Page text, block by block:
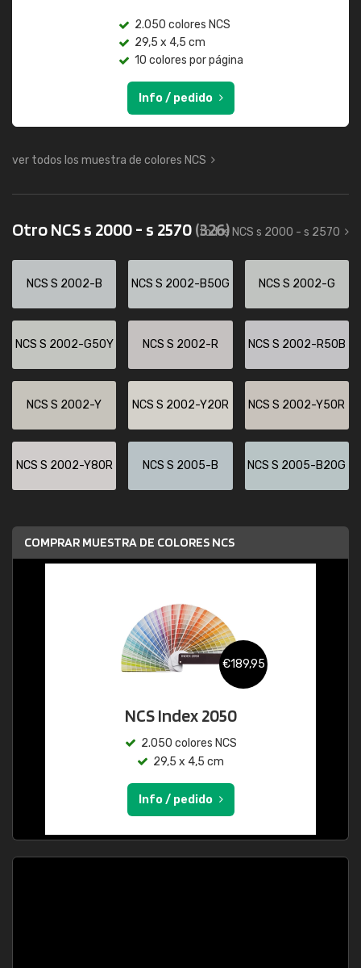
2.050 colores NCS
29,5 x 4,5 cm
10 colores por página
Info / pedido
ver todos los muestra de colores NCS
Otro NCS s 2000 - s 2570(326)
todos NCS s 2000 - s 2570
NCS S 2002-B NCS S 2002-B50G NCS S 2002-G
NCS S 2002-G50Y NCS S 2002-R NCS S 2002-R50B
NCS S 2002-Y NCS S 2002-Y20R NCS S 2002-Y50R
NCS S 2002-Y80R NCS S 2005-B NCS S 2005-B20G
COMPRAR MUESTRA DE COLORES NCS
€189,95
NCS Index 2050
2.050 colores NCS
29,5 x 4,5 cm
Info / pedido